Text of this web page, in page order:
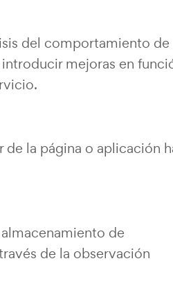
del comportamiento de
mejoras en
la página o aplicación
de
de la observación